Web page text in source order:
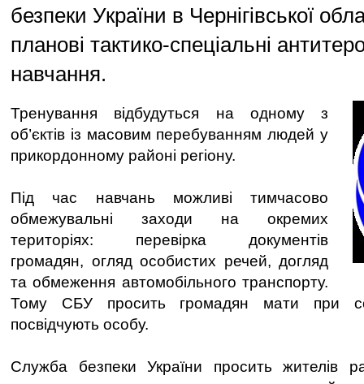
безпеки України в Чернігівської
планові тактико-спеціальні
навчання.
Тренування відбудуться на одному з
об’єктів із масовим перебуванням людей у
прикордонному районі регіону.
Під час навчань можливі тимчасово
обмежувальні заходи на окремих
територіях: перевірка документів
громадян, огляд особистих речей, догляд
та обмеження автомобільного транспорту.
Тому СБУ просить громадян мати при
посвідчують особу.
Служба безпеки України просить жителів